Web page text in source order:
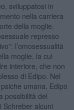
sviluppatosi in
nella carriera
della moglie.
represso
l’omosessualità
moglie, la cui
interiore, che non
di Edipo. Nel
umana, Edipo
possibilità del
Schreber alcuni